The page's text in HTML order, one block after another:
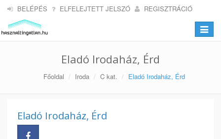
BELÉPÉS ELFELEJTETT JELSZÓ REGISZTRÁCIÓ
Toggle
Eladó Irodaház, Érd
Főoldal Iroda C kat. Eladó Irodaház, Érd
Eladó Irodaház, Érd